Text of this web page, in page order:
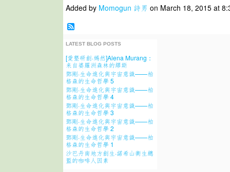
Added by Momogun 詩男 on March 18, 2015 at
LATEST BLOG POSTS
[愛墾研創·嫣然]Alena Murang：
来自婆羅洲森林的繆斯
鄧剛·生命進化與宇宙意識——柏
格森的生命哲學 5
鄧剛·生命進化與宇宙意識——柏
格森的生命哲學 4
鄧剛·生命進化與宇宙意識——柏
格森的生命哲學 3
鄧剛·生命進化與宇宙意識——柏
格森的生命哲學 2
鄧剛·生命進化與宇宙意識——柏
格森的生命哲學 1
沙巴丹南地方創生·諾希山衛生總
監的咖啡人因素